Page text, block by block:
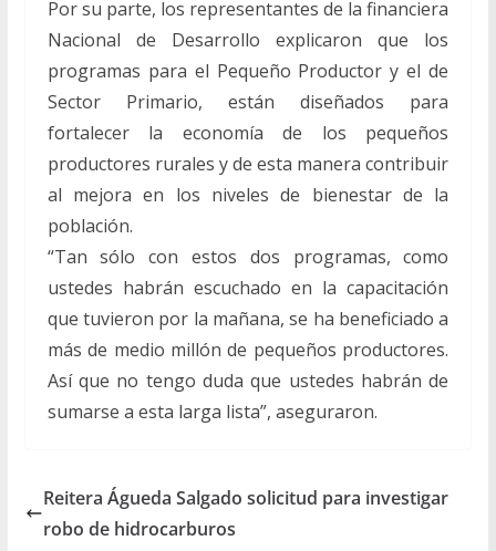
Por su parte, los representantes de la financiera
Nacional de Desarrollo explicaron que los
programas para el Pequeño Productor y el de
Sector Primario, están diseñados para
fortalecer la economía de los pequeños
productores rurales y de esta manera contribuir
al mejora en los niveles de bienestar de la
población.
“Tan sólo con estos dos programas, como
ustedes habrán escuchado en la capacitación
que tuvieron por la mañana, se ha beneficiado a
más de medio millón de pequeños productores.
Así que no tengo duda que ustedes habrán de
sumarse a esta larga lista”, aseguraron.
Reitera Águeda Salgado solicitud para investigar
robo de hidrocarburos